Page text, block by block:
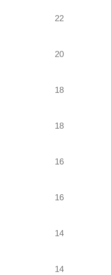
22
20
18
18
16
16
14
14